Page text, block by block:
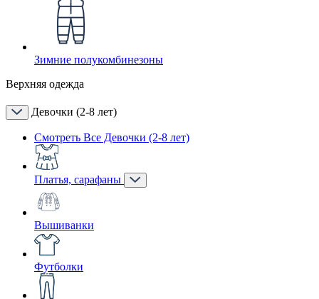
Зимние полукомбинезоны
Верхняя одежда
Девочки (2-8 лет)
Смотреть Все Девочки (2-8 лет)
Платья, сарафаны
Вышиванки
Футболки